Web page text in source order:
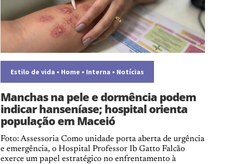
Estilo de vida • Home • Interna • Notícias
Manchas na pele e dormência podem
indicar hanseníase; hospital orienta
população em Maceió
Foto: Assessoria Como unidade porta aberta de urgência
e emergência, o Hospital Professor Ib Gatto Falcão
exerce um papel estratégico no enfrentamento à